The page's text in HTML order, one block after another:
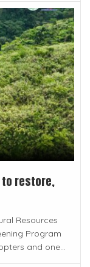
to restore,
Resources
Program
and one...